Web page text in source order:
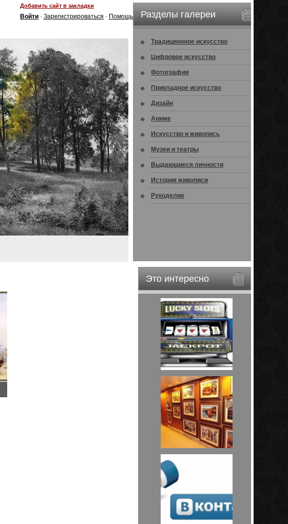
Добавить сайт в закладки
Войти · Зарегистрироваться · Помощь Разделы галереи
Традиционное искусство
Цифровое искусство
Фотография
Прикладное искусство
Дизайн
Аниме
Искусство и живопись
Музеи и театры
Выдающиеся личности
История живописи
Рукоделие
Это интересно